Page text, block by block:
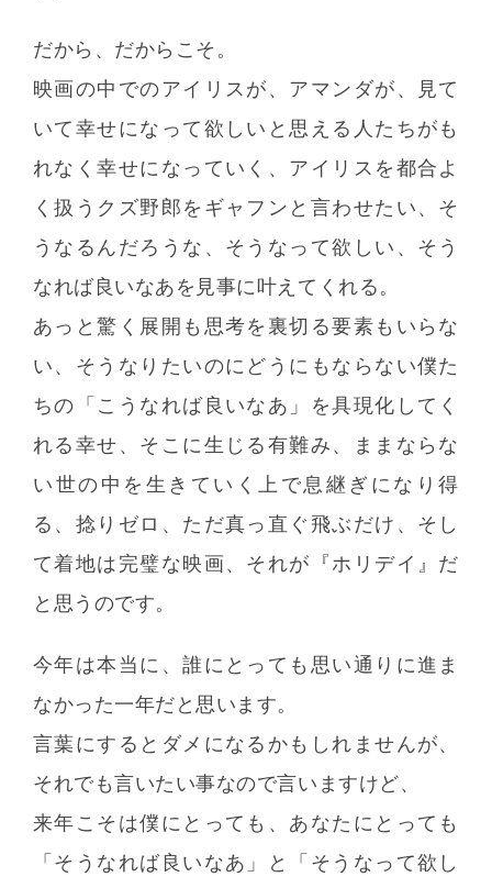
だから、だからこそ。
映画の中でのアイリスが、アマンダが、見て
いて幸せになって欲しいと思える人たちがも
れなく幸せになっていく、アイリスを都合よ
く扱うクズ野郎をギャフンと言わせたい、そ
うなるんだろうな、そうなって欲しい、そう
なれば良いなあを見事に叶えてくれる。
あっと驚く展開も思考を裏切る要素もいらな
い、そうなりたいのにどうにもならない僕た
ちの「こうなれば良いなあ」を具現化してく
れる幸せ、そこに生じる有難み、ままならな
い世の中を生きていく上で息継ぎになり得
る、捻りゼロ、ただ真っ直ぐ飛ぶだけ、そし
て着地は完璧な映画、それが『ホリデイ』だ
と思うのです。
今年は本当に、誰にとっても思い通りに進ま
なかった一年だと思います。
言葉にするとダメになるかもしれませんが、
それでも言いたい事なので言いますけど、
来年こそは僕にとっても、あなたにとっても
「そうなれば良いなあ」と「そうなって欲し